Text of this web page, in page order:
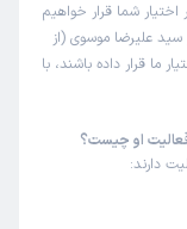
شما قرار خواهیم
سید علیرضا موسوی (از
ما قرار داده باشند، با
او چیست؟